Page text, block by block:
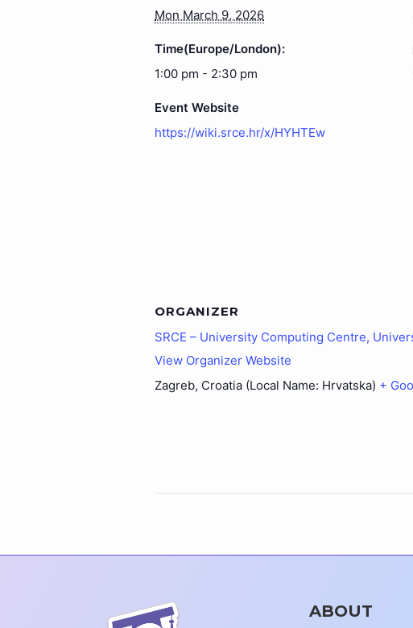
Mon March 9, 2026
Time(Europe/London):
1:00 pm - 2:30 pm
Event Website
https://wiki.srce.hr/x/HYHTEw
ORGANIZER
SRCE – University Computing Centre,
View Organizer Website
Zagreb, Croatia (Local Name: Hrvatska) +
ABOUT